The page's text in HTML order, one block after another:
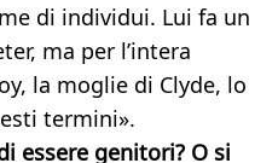
di individui. Lui fa un
ma per l’intera
la moglie di Clyde, lo
termini».
essere genitori? O si